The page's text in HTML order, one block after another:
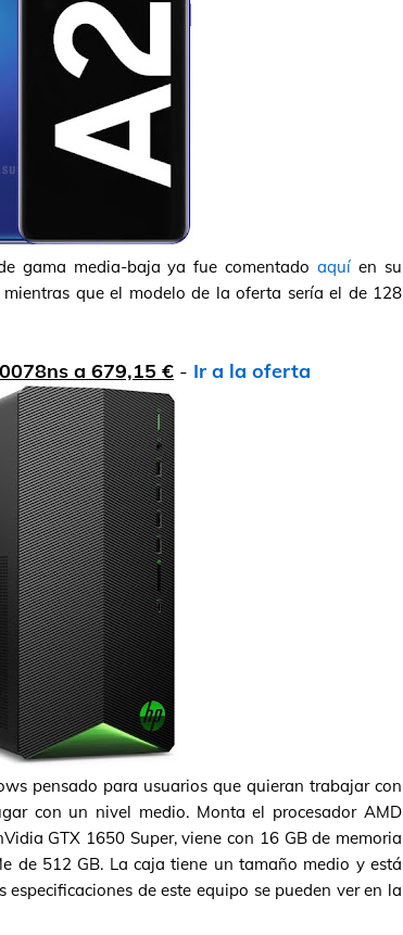
gama media-baja ya fue comentadoaquí en su
que el modelo de la oferta sería el de 128
a 679,15 € - Ir a la oferta
pensado para usuarios que quieran trabajar con
con un nivel medio. Monta el procesador AMD
GTX 1650 Super, viene con 16 GB de memoria
de 512 GB. La caja tiene un tamaño medio y está
de este equipo se pueden ver en la